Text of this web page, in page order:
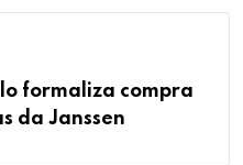
formaliza compra
da Janssen